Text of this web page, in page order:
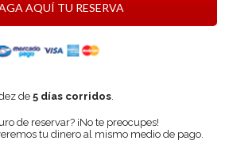
AQUÍ TU RESERVA
de 5 días corridos.
de reservar? ¡No te preocupes!
tu dinero al mismo medio de pago.